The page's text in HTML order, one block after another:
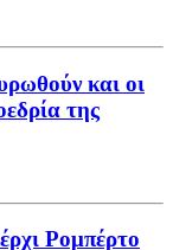
και οι
της
Ρομπέρτο